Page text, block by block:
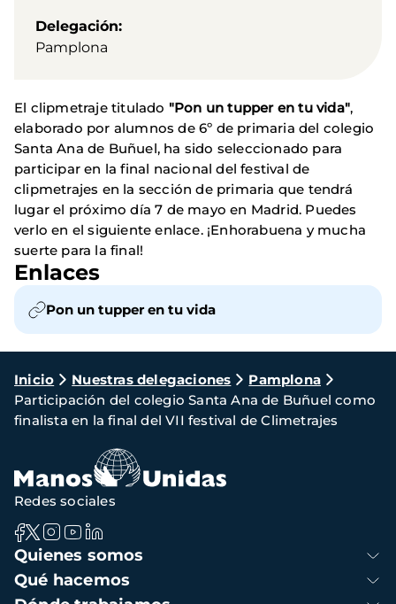
Delegación
Pamplona
El clipmetraje titulado "Pon un tupper en tu vida",
elaborado por alumnos de 6º de primaria del colegio
Santa Ana de Buñuel, ha sido seleccionado para
participar en la final nacional del festival de
clipmetrajes en la sección de primaria que tendrá
lugar el próximo día 7 de mayo en Madrid. Puedes
verlo en el siguiente enlace. ¡Enhorabuena y mucha
suerte para la final!
Enlaces
Pon un tupper en tu vida
Ruta
de
navegación
Inicio Nuestras delegaciones
Pamplona
Participación del colegio Santa Ana de Buñuel como
finalista en la final del VII festival de Climetrajes
Navegación
principal
Quienes somos
Qué hacemos
Redes sociales